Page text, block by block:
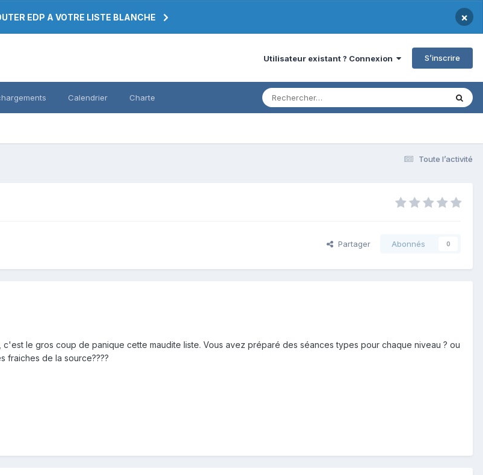
EDP A VOTRE LISTE BLANCHE ×
Utilisateur existant ? Connexion S’inscrire
Calendrier Charte
Toute l’activité
Partager Abonnés 0
c'est le gros coup de panique cette maudite liste. Vous avez préparé des séances types pour chaque niveau ? ou
fraiches de la source????